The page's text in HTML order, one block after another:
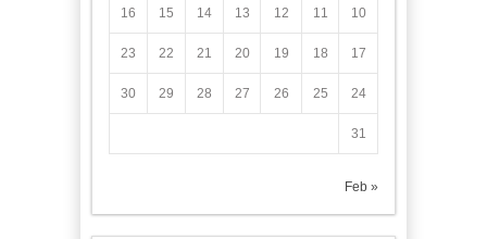
10
11
12
13
14
15
16
17
18
19
20
21
22
23
24
25
26
27
28
29
30
31
« Feb